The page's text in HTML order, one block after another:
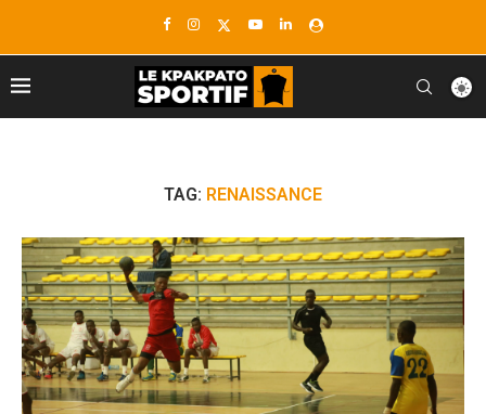
TAG: RENAISSANCE